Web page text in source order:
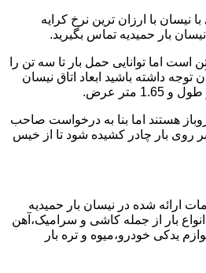
نیسان با ارزان ترین نرخ کرایه
نیسان بار حمیدیه تماس بگیرید.
نیسان ها معمولا 2 تن است اما توانایی حمل بار تا سه تن را
توجه داشته باشید ابعاد اتاق نیسان
هستند اما بنا به درخواست صاحب
بر روی بار چادر کشیده شود تا از خیس
ارائه شده در نیسان بار حمیدیه
بار از جمله کاشی و سرامیک،آهن
یدکی خودرو،میوه و تره بار